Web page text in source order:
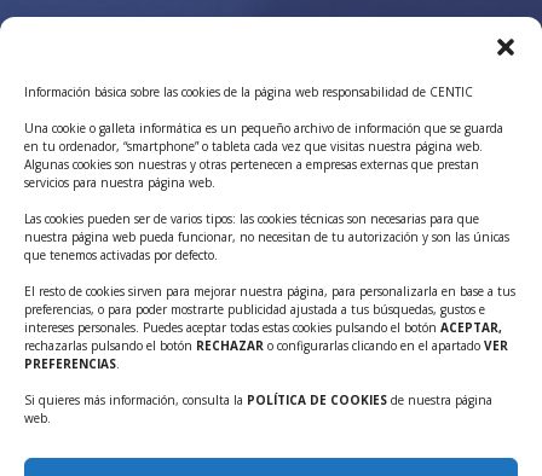
Información básica sobre las cookies de la página web responsabilidad de CENTIC
Una cookie o galleta informática es un pequeño archivo de información que se guarda
en tu ordenador, “smartphone” o tableta cada vez que visitas nuestra página web.
Algunas cookies son nuestras y otras pertenecen a empresas externas que prestan
servicios para nuestra página web.
Las cookies pueden ser de varios tipos: las cookies técnicas son necesarias para que
nuestra página web pueda funcionar, no necesitan de tu autorización y son las únicas
que tenemos activadas por defecto.
El resto de cookies sirven para mejorar nuestra página, para personalizarla en base a tus
preferencias, o para poder mostrarte publicidad ajustada a tus búsquedas, gustos e
intereses personales. Puedes aceptar todas estas cookies pulsando el botón ACEPTAR,
rechazarlas pulsando el botón RECHAZAR o configurarlas clicando en el apartado VER
PREFERENCIAS.
Si quieres más información, consulta la POLÍTICA DE COOKIES de nuestra página
web.
¿QUIERES SABER MÁS?
Suscríbete a nuestro
boletín de noticias y no
te pierdas nada
SUSCRIBIRME